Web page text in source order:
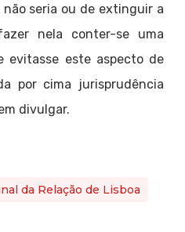
seria ou de extinguir a
nela conter-se uma
evitasse este aspecto de
por cima jurisprudência
divulgar.
da Relação de Lisboa